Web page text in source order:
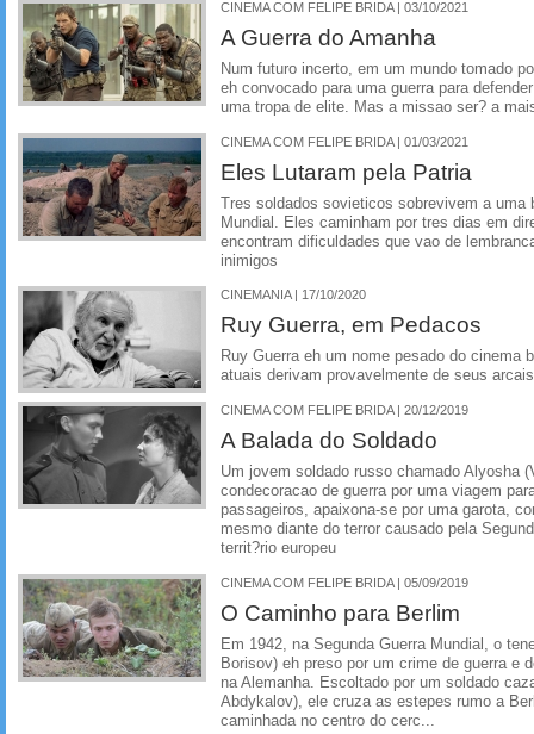
CINEMA COM FELIPE BRIDA | 03/10/2021
A Guerra do Amanha
Num futuro incerto, em um mundo tomado
eh convocado para uma guerra para
uma tropa de elite. Mas a missao ser? a
CINEMA COM FELIPE BRIDA | 01/03/2021
Eles Lutaram pela Patria
Tres soldados sovieticos sobrevivem a uma
Mundial. Eles caminham por tres dias em
encontram dificuldades que vao de
inimigos
CINEMANIA | 17/10/2020
Ruy Guerra, em Pedacos
Ruy Guerra eh um nome pesado do cinema
atuais derivam provavelmente de seus
CINEMA COM FELIPE BRIDA | 20/12/2019
A Balada do Soldado
Um jovem soldado russo chamado Alyosha
condecoracao de guerra por uma viagem
passageiros, apaixona-se por uma garota,
mesmo diante do terror causado pela
territ?rio europeu
CINEMA COM FELIPE BRIDA | 05/09/2019
O Caminho para Berlim
Em 1942, na Segunda Guerra Mundial, o
Borisov) eh preso por um crime de guerra e
na Alemanha. Escoltado por um soldado
Abdykalov), ele cruza as estepes rumo a
caminhada no centro do cerc...